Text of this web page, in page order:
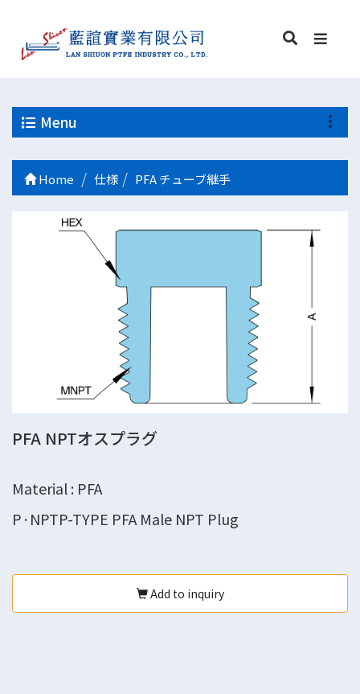
Menu
Home 仕様 PFA チューブ継手
PFA NPTオスプラグ
Material : PFA
P·NPTP-TYPE PFA Male NPT Plug
Add to inquiry